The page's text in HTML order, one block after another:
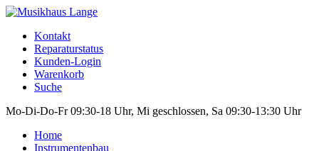
Kontakt
Reparaturstatus
Kunden-Login
Warenkorb
Suche
Mo-Di-Do-Fr 09:30-18 Uhr, Mi geschlossen, Sa 09:30-13:30 Uhr
Home
Instrumentenbau